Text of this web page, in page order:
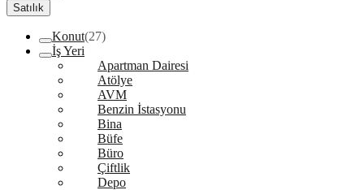
Satılık
Konut(27)
İş Yeri
Apartman Dairesi
Atölye
AVM
Benzin İstasyonu
Bina
Büfe
Büro
Çiftlik
Depo